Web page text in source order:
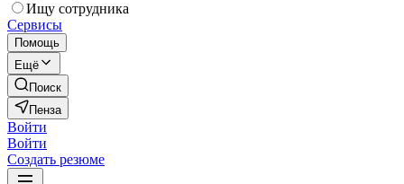
Ищу сотрудника
Сервисы
Помощь
Ещё
Поиск
Пенза
Войти
Войти
Создать резюме